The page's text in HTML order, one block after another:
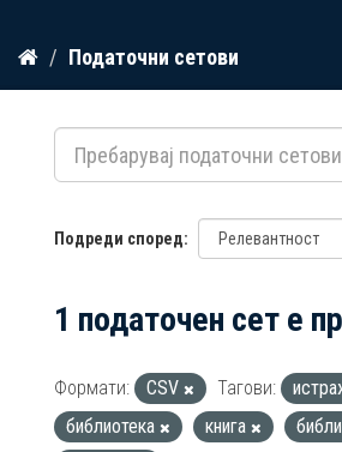
Прескокнете
содржина
Податочни сетови
Подреди според
1 податочен сет е
Формати: CSV Тагови:
библиотека
книга